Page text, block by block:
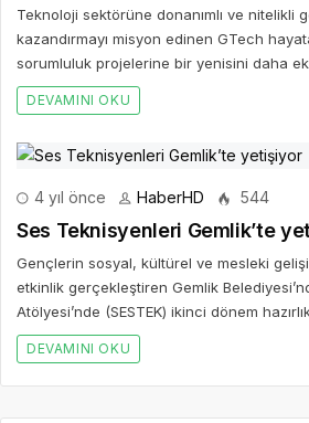
Teknoloji sektörüne donanımlı ve nitelikli
kazandırmayı misyon edinen GTech
sorumluluk projelerine bir yenisini daha
DEVAMINI OKU
4 yıl önce HaberHD 544
Ses Teknisyenleri Gemlik’te
Gençlerin sosyal, kültürel ve mesleki
etkinlik gerçekleştiren Gemlik
Atölyesi’nde (SESTEK) ikinci dönem
DEVAMINI OKU